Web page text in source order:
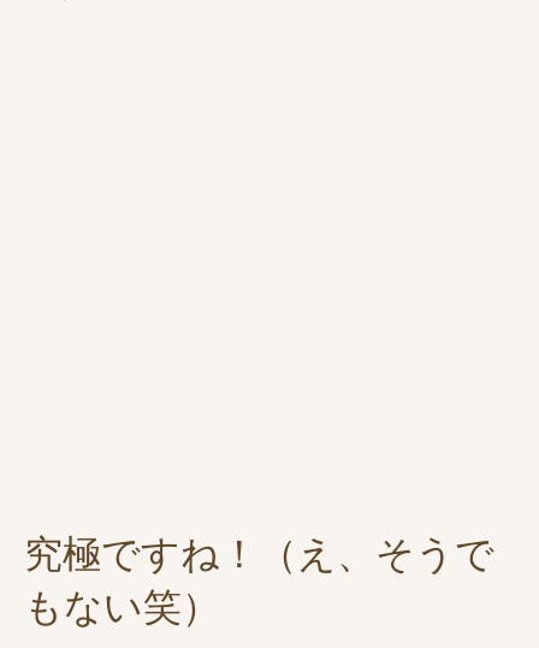
究極ですね！
（え、そうで
もない笑）